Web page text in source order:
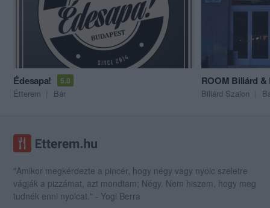
Édesapa! 5.0
Étterem Bár
ROOM Biliárd
Biliárd Szalon
"Amikor megkérdezte a pincér, hogy négy vagy nyolc szeletre
vágják a pizzámat, azt mondtam; Négy. Nem hiszem, hogy meg
tudnék enni nyolcat." - Yogi Berra